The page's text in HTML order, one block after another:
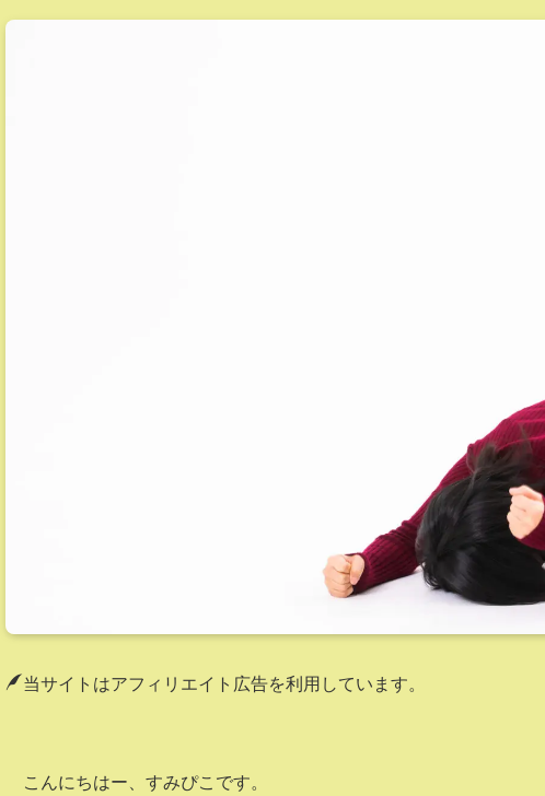
当サイトはアフィリエイト広告を利用しています。
こんにちはー、すみぴこです。